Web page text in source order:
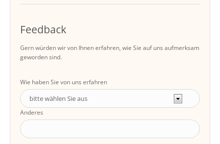
Feedback
Gern würden wir von Ihnen erfahren, wie Sie auf uns aufmerksam
geworden sind.
Wie haben Sie von uns erfahren
Anderes